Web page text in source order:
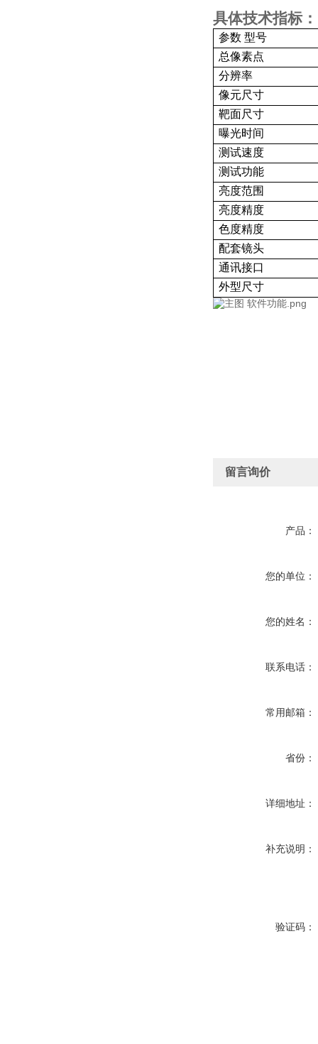
具体技术指标：
参数 型号
总像素点
分辨率
像元尺寸
靶面尺寸
曝光时间
测试速度
测试功能
亮度范围
亮度精度
色度精度
配套镜头
通讯接口
外型尺寸
留言询价
产品：
您的单位：
您的姓名：
联系电话：
常用邮箱：
省份：
详细地址：
补充说明：
验证码：